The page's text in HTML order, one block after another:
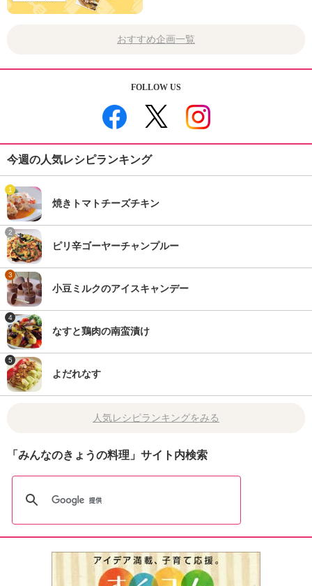
おすすめ企画一覧
FOLLOW US
今週の人気レシピランキング
1
焼きトマトチーズチキン
2
ピリ辛ゴーヤーチャンプルー
3
小豆ミルクのアイスキャンデー
4
なすと鶏肉の南蛮漬け
5
よだれなす
人気レシピランキングをみる
「みんなのきょうの料理」サイト内検索